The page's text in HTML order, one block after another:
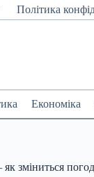
Політика
Економіка
зміниться